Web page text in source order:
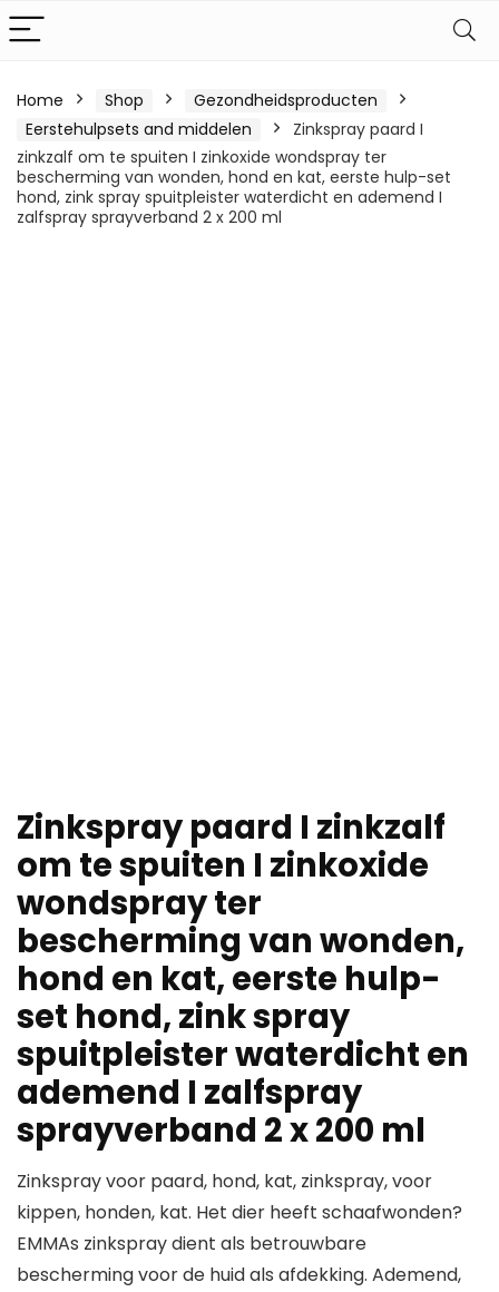
Home Shop
Gezondheidsproducten
Eerstehulpsets and middelen
Zinkspray paard I
zinkzalf om te spuiten I zinkoxide wondspray ter
bescherming van wonden, hond en kat, eerste hulp-set
hond, zink spray spuitpleister waterdicht en ademend I
zalfspray sprayverband 2 x 200 ml
Zinkspray paard I zinkzalf
om te spuiten I zinkoxide
wondspray ter
bescherming van wonden,
hond en kat, eerste hulp-
set hond, zink spray
spuitpleister waterdicht en
ademend I zalfspray
sprayverband 2 x 200 ml
Zinkspray voor paard, hond, kat, zinkspray, voor
kippen, honden, kat. Het dier heeft schaafwonden?
EMMAs zinkspray dient als betrouwbare
bescherming voor de huid als afdekking. Ademend,